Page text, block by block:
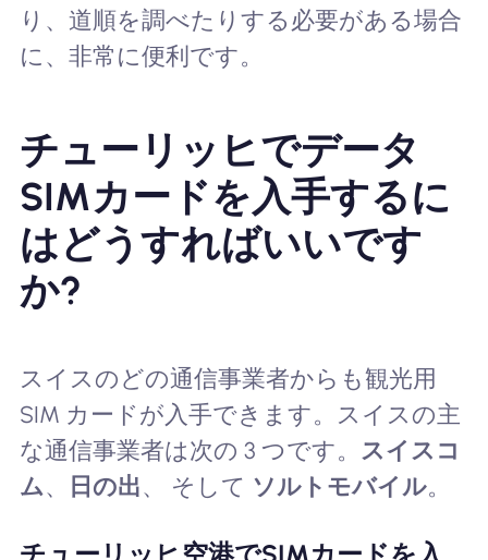
り、道順を調べたりする必要がある場合
に、非常に便利です。
チューリッヒでデータ
SIMカードを入手するに
はどうすればいいです
か?
スイスのどの通信事業者からも観光用
SIM カードが入手できます。スイスの主
な通信事業者は次の 3 つです。 スイスコ
ム、 日の出、 そして ソルトモバイル。